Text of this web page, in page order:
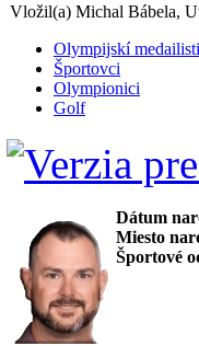
Vložil(a) Michal Bábela,
Olympijskí medailisti
Športovci
Olympionici
Golf
Dátum
Miesto
Športové